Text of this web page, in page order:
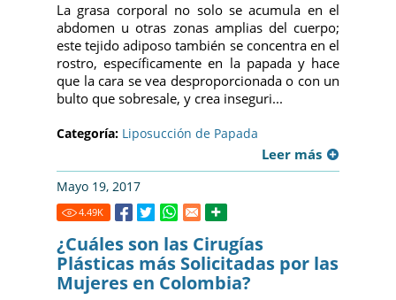
La grasa corporal no solo se acumula en el
abdomen u otras zonas amplias del cuerpo;
este tejido adiposo también se concentra en el
rostro, específicamente en la papada y hace
que la cara se vea desproporcionada o con un
bulto que sobresale, y crea inseguri...
Categoría: Liposucción de Papada
Leer más
Mayo 19, 2017
4.49K
¿Cuáles son las Cirugías
Plásticas más Solicitadas por las
Mujeres en Colombia?